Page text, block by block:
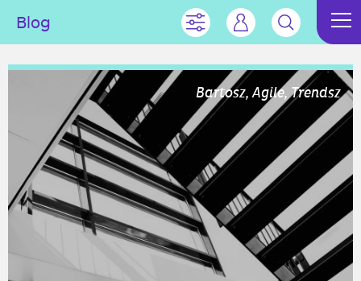
Blog
Bartosz, Agile, Trendsz